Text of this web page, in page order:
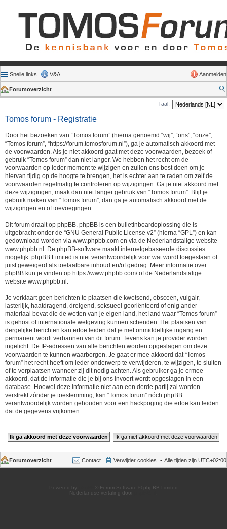
Snelle links V&A Aanmelden
Forumoverzicht
Taal:
Tomos forum - Registratie
Door het bezoeken van “Tomos forum” (hierna genoemd “wij”, “ons”, “onze”,
“Tomos forum”, “https://forum.tomosforum.nl”), ga je automatisch akkoord met
de voorwaarden. Als je niet akkoord gaat met deze voorwaarden, bezoek of
gebruik “Tomos forum” dan niet langer. We hebben het recht om de
voorwaarden op ieder moment te wijzigen en zullen ons best doen om je
hiervan tijdig op de hoogte te brengen, het is echter aan te raden om zelf de
voorwaarden regelmatig te controleren op wijzigingen. Ga je niet akkoord met
deze wijzigingen, maak dan niet langer gebruik van “Tomos forum”. Blijf je
gebruik maken van “Tomos forum”, dan ga je automatisch akkoord met de
wijzigingen en of toevoegingen.
Dit forum draait op phpBB. phpBB is een bulletinboardoplossing die is
uitgebracht onder de “GNU General Public License v2” (hierna “GPL”) en kan
gedownload worden via www.phpbb.com en via de Nederlandstalige website
www.phpbb.nl . De phpBB-software maakt internetgebaseerde discussies
mogelijk. phpBB Limited is niet verantwoordelijk voor wat wordt toegestaan of
juist geweigerd als toelaatbare inhoud en/of gedrag. Meer informatie over
phpBB kun je vinden op https://www.phpbb.com/of de Nederlandstalige
website www.phpbb.nl .
Je verklaart geen berichten te plaatsen die kwetsend, obsceen, vulgair,
lasterlijk, haatdragend, dreigend, seksueel georiënteerd of enig ander
materiaal bevat die de wetten van je eigen land, het land waar “Tomos forum”
is gehost of internationale wetgeving kunnen schenden. Het plaatsen van
dergelijke berichten kan ertoe leiden dat je met onmiddellijke ingang en
permanent wordt verbannen van dit forum. Tevens kan je provider worden
ingelicht. De IP-adressen van alle berichten worden opgeslagen om deze
voorwaarden te kunnen waarborgen. Je gaat er mee akkoord dat “Tomos
forum” het recht heeft om ieder onderwerp te verwijderen, te wijzigen, te sluiten
of te verplaatsen wanneer zij dit nodig achten. Als gebruiker ga je ermee
akkoord, dat de informatie die je bij ons invoert wordt opgeslagen in een
database. Hoewel deze informatie niet aan een derde partij zal worden
verstrekt zónder je toestemming, kan “Tomos forum” nóch phpBB
verantwoordelijk worden gehouden voor een hackpoging die ertoe kan leiden
dat de gegevens vrijkomen.
Forumoverzicht Alle tijden zijn UTC+02:00
Verwijder cookies
Contact
Powered by
® Forum Software © phpBB Limited
Nederlandse vertaling door